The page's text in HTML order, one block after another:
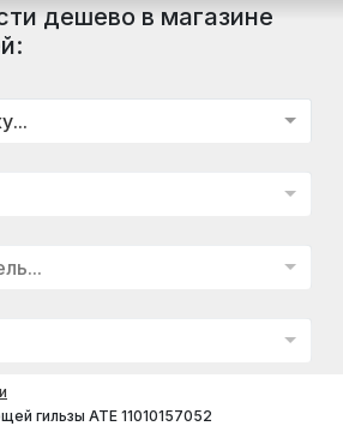
дешево в магазине
гильзы ATE 11010157052